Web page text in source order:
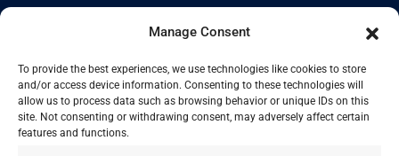
Manage Consent
To provide the best experiences, we use technologies like cookies to store
and/or access device information. Consenting to these technologies will
allow us to process data such as browsing behavior or unique IDs on this
site. Not consenting or withdrawing consent, may adversely affect certain
features and functions.
Kontakt
+41 77 478 61 19